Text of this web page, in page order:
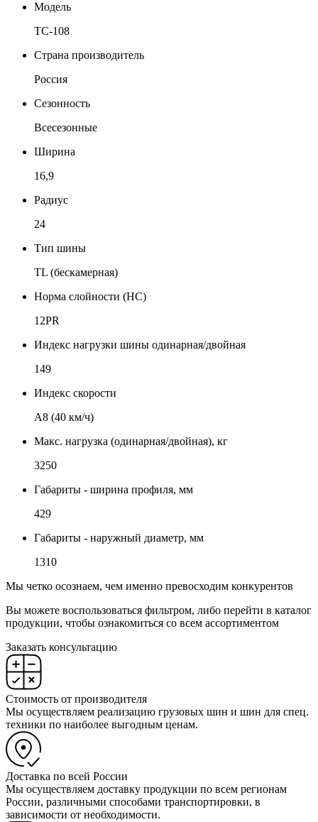
Модель
ТС-108
Страна производитель
Россия
Сезонность
Всесезонные
Ширина
16,9
Радиус
24
Тип шины
TL (бескамерная)
Норма слойности (НС)
12PR
Индекс нагрузки шины одинарная/двойная
149
Индекс скорости
А8 (40 км/ч)
Макс. нагрузка (одинарная/двойная), кг
3250
Габариты - ширина профиля, мм
429
Габариты - наружный диаметр, мм
1310
Мы четко осознаем, чем именно превосходим конкурентов
Вы можете воспользоваться фильтром, либо перейти в каталог
продукции, чтобы ознакомиться со всем ассортиментом
Заказать консультацию
Стоимость от производителя
Мы осуществляем реализацию грузовых шин и шин для спец.
техники по наиболее выгодным ценам.
Доставка по всей России
Мы осуществляем доставку продукции по всем регионам
России, различными способами транспортировки, в
зависимости от необходимости.